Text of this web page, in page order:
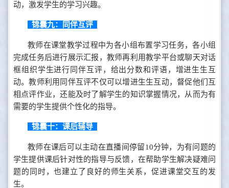
动，激发学生的学习兴趣。
锦囊九：同伴互评
教师在课堂教学过程中为各小组布置学习任务，各小组
完成任务后进行展示汇报，教师再利用教学平台或聊天对话
框组织学生进行同伴互评，给出分数和评语，增进生生互
动。教师利用同伴互评不仅可以增进生生互动，督促他们互
相点评作业，还能及时了解学生的知识掌握情况，从而为有
需要的学生提供个性化的指导。
锦囊十：课后辅导
教师在课后可以主动在直播间停留10分钟，为有问题的
学生提供课后针对性的指导与反馈，在帮助学生解决疑难问
题的同时，也建立了良好的师生关系，促进课堂交互的发
生。